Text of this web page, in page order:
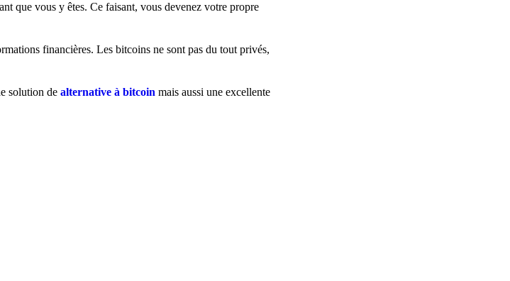
que vous y êtes. Ce faisant, vous devenez votre propre
financières. Les bitcoins ne sont pas du tout privés,
solution de alternative à bitcoin mais aussi une excellente